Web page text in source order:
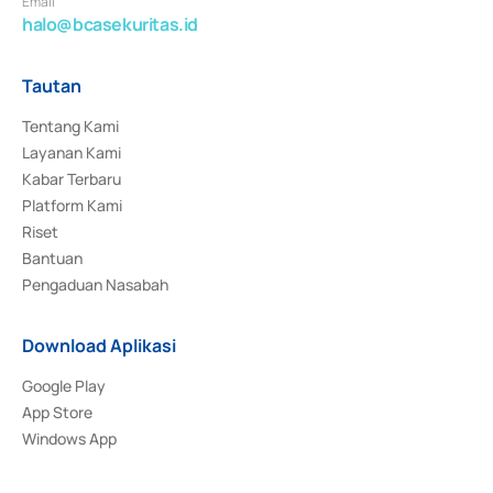
halo@bcasekuritas.id
Tautan
Tentang Kami
Layanan Kami
Kabar Terbaru
Platform Kami
Riset
Bantuan
Pengaduan Nasabah
Download Aplikasi
Google Play
App Store
Windows App